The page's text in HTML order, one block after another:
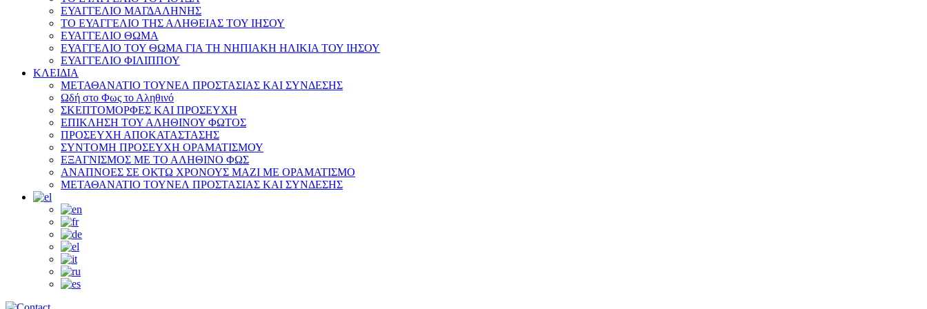
ΕΥΑΓΓΕΛΙΟ ΜΑΓΔΑΛΗΝΗΣ
ΤΟ ΕΥΑΓΓΕΛΙΟ ΤΗΣ ΑΛΗΘΕΙΑΣ ΤΟΥ ΙΗΣΟΥ
ΕΥΑΓΓΕΛΙΟ ΘΩΜΑ
ΕΥΑΓΓΕΛΙΟ ΤΟΥ ΘΩΜΑ ΓΙΑ ΤΗ ΝΗΠΙΑΚΗ ΗΛΙΚΙΑ ΤΟΥ ΙΗΣΟΥ
ΕΥΑΓΓΕΛΙΟ ΦΙΛΙΠΠΟΥ
ΚΛΕΙΔΙΑ
ΜΕΤΑΘΑΝΑΤΙΟ ΤΟΥΝΕΛ ΠΡΟΣΤΑΣΙΑΣ ΚΑΙ ΣΥΝΔΕΣΗΣ
Ωδή στο Φως το Αληθινό
ΣΚΕΠΤΟΜΟΡΦΕΣ ΚΑΙ ΠΡΟΣΕΥΧΗ
ΕΠΙΚΛΗΣΗ ΤΟΥ ΑΛΗΘΙΝΟΥ ΦΩΤΟΣ
ΠΡΟΣΕΥΧΗ ΑΠΟΚΑΤΑΣΤΑΣΗΣ
ΣΥΝΤΟΜΗ ΠΡΟΣΕΥΧΗ ΟΡΑΜΑΤΙΣΜΟΥ
ΕΞΑΓΝΙΣΜΟΣ ΜΕ ΤΟ ΑΛΗΘΙΝΟ ΦΩΣ
ΑΝΑΠΝΟΕΣ ΣΕ ΟΚΤΩ ΧΡΟΝΟΥΣ ΜΑΖΙ ΜΕ ΟΡΑΜΑΤΙΣΜΟ
ΜΕΤΑΘΑΝΑΤΙΟ ΤΟΥΝΕΛ ΠΡΟΣΤΑΣΙΑΣ ΚΑΙ ΣΥΝΔΕΣΗΣ